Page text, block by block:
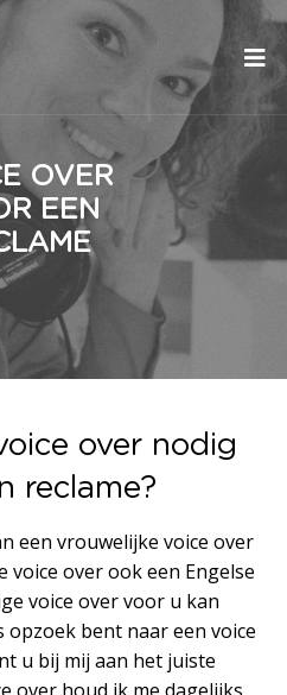
OVER
EEN
over nodig
reclame?
een vrouwelijke voice over
voice over ook een Engelse
voice over voor u kan
opzoek bent naar een voice
u bij mij aan het juiste